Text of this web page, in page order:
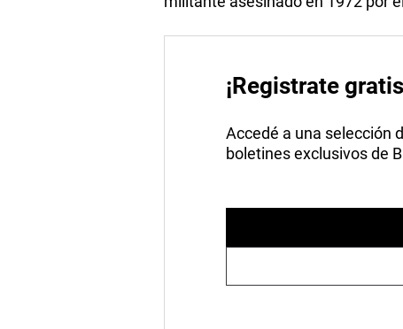
¡Registrate
Accedé a una selección
boletines exclusivos de